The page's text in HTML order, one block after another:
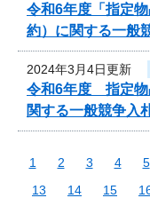
令和6年度「指定
約）に関する一般
2024年3月4日更新
令和6年度 指定物
関する一般競争入
1 2 3 4 5
13
14 15